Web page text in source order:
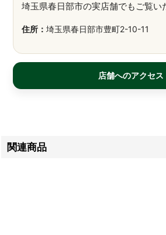
埼玉県春日部市の実店舗でもご覧い
住所： 埼玉県春日部市豊町2-10-11
店舗へのアクセス
関連商品